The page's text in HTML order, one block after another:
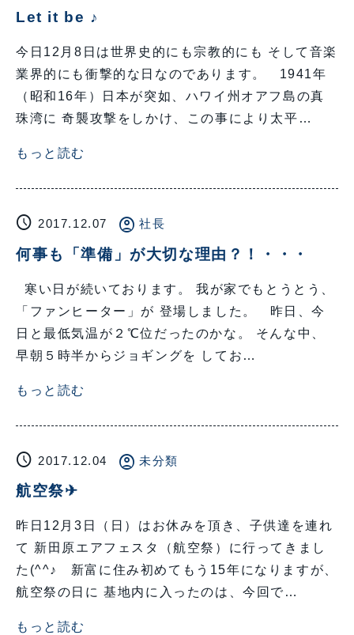
Let it be ♪
今日12月8日は世界史的にも宗教的にも そして音楽
業界的にも衝撃的な日なのであります。 1941年
（昭和16年）日本が突如、ハワイ州オアフ島の真
珠湾に 奇襲攻撃をしかけ、この事により太平…
もっと読む
schedule 2017.12.07 account_circle 社長
何事も「準備」が大切な理由？！・・・
寒い日が続いております。 我が家でもとうとう、
「ファンヒーター」が 登場しました。 昨日、今
日と最低気温が２℃位だったのかな。 そんな中、
早朝５時半からジョギングを してお…
もっと読む
schedule 2017.12.04 account_circle 未分類
航空祭✈
昨日12月3日（日）はお休みを頂き、子供達を連れ
て 新田原エアフェスタ（航空祭）に行ってきまし
た(^^♪ 新富に住み初めてもう15年になりますが、
航空祭の日に 基地内に入ったのは、今回で…
もっと読む